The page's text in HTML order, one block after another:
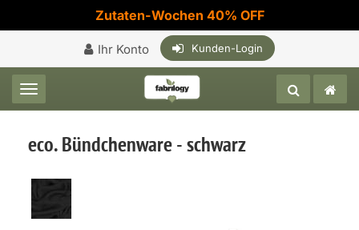
Zutaten-Wochen 40% OFF
Ihr Konto Kunden-Login
Toggle navigation
eco. Bündchenware - schwarz